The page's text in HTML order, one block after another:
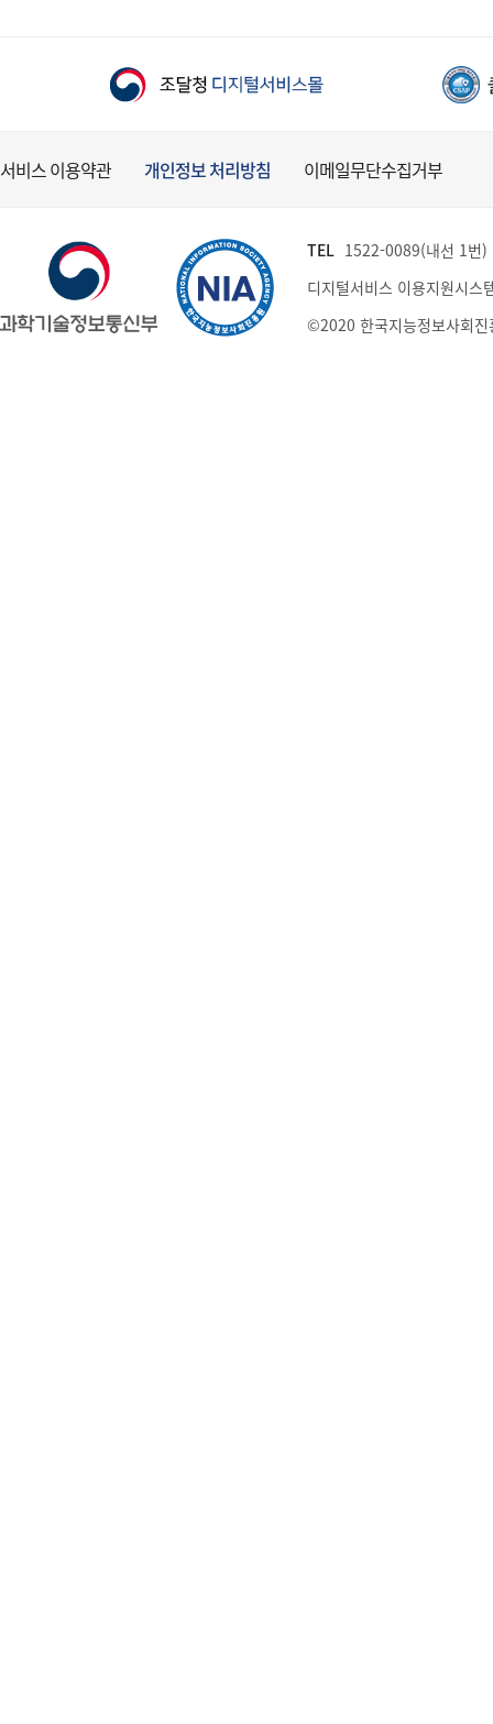
서비스 이용약관 개인정보 처리방침 이메일무단수집거부
TEL 1522-0089(내선 1번
디지털서비스 이용지원시스
©2020 한국지능정보사회진